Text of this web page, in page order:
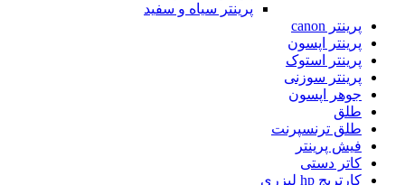
پرینتر سیاه و سفید
پرینتر canon
پرینتر اپسون
پرینتر استوک
پرینتر سوزنی
جوهر اپسون
طلق
طلق ترنسپرنت
فیش پرینتر
کاتر دستی
کارتریج hp لیزری